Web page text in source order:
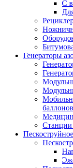
С
Генераторы
баллонов
Станции